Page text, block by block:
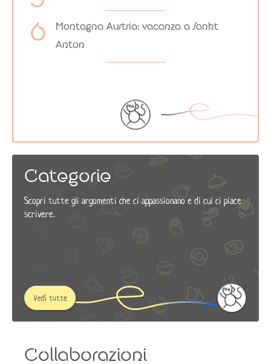
Montagna Austria: vacanza a Sankt
Anton
Categorie
Scopri tutte gli argomenti che ci appassionano e di cui ci piace
scrivere.
Vedi tutte
Collaborazioni